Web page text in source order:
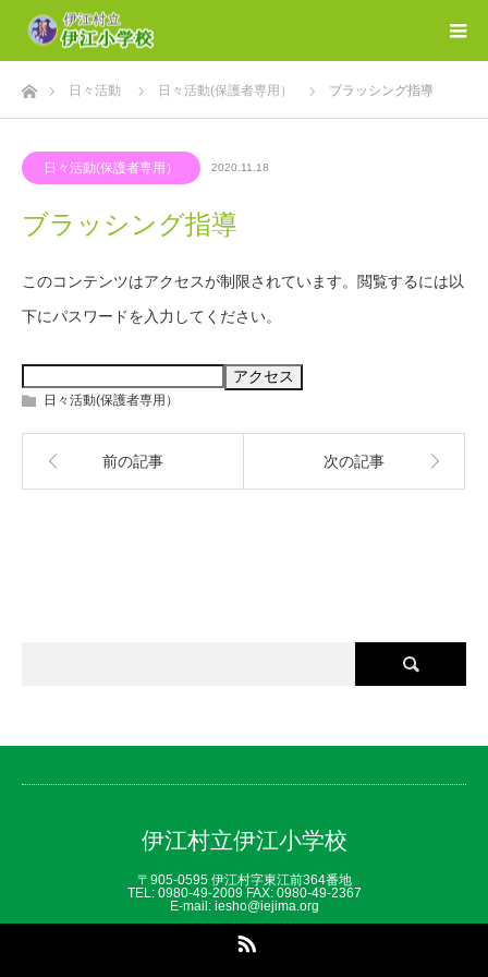
ホーム日々活動 日々活動(保護者専用） ブラッシング指導
日々活動(保護者専用） 2020.11.18
ブラッシング指導
このコンテンツはアクセスが制限されています。閲覧するには以
下にパスワードを入力してください。
日々活動(保護者専用）
前の記事 次の記事
伊江村立伊江小学校
〒905-0595 伊江村字東江前364番地
TEL: 0980‐49‐2009 FAX: 0980‐49‐2367
E-mail: iesho@iejima.org